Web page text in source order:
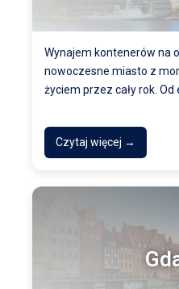
Wynajem kontenerów na
nowoczesne miasto z
życiem przez cały rok.
Czytaj więcej →